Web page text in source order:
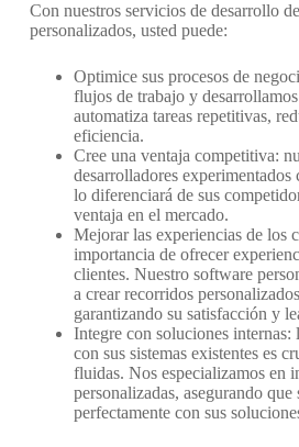
Con nuestros servicios de desarrollo
personalizados, usted puede:
Optimice sus procesos de
flujos de trabajo y
automatiza tareas repetitivas,
eficiencia.
Cree una ventaja competitiva:
desarrolladores experimentados
lo diferenciará de sus
ventaja en el mercado.
Mejorar las experiencias de los
importancia de ofrecer
clientes. Nuestro software
a crear recorridos
garantizando su satisfacción y
Integre con soluciones internas:
con sus sistemas existentes es
fluidas. Nos especializamos en
personalizadas, asegurando
perfectamente con sus